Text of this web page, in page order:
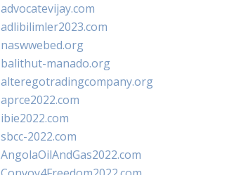
advocatevijay.com
adlibilimler2023.com
naswwebed.org
balithut-manado.org
alteregotradingcompany.org
aprce2022.com
ibie2022.com
sbcc-2022.com
AngolaOilAndGas2022.com